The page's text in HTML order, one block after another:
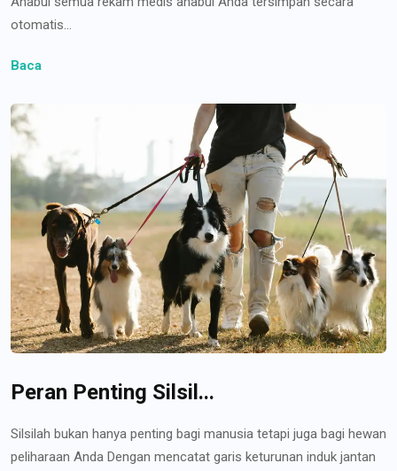
otomatis...
Baca
Peran Penting Silsil...
Silsilah bukan hanya penting bagi manusia tetapi juga bagi hewan
peliharaan Anda Dengan mencatat garis keturunan induk jantan